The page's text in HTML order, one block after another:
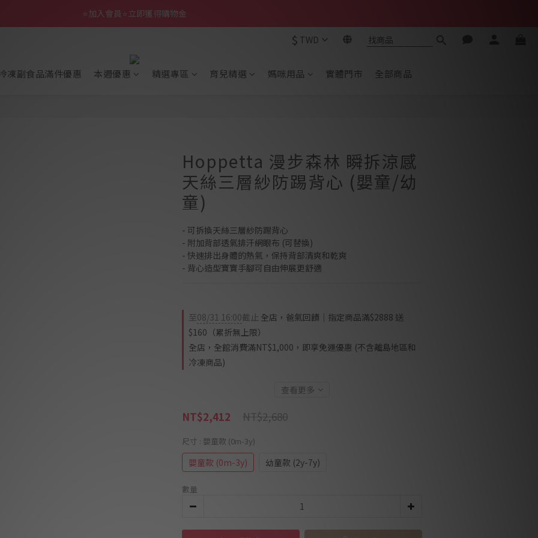
⭐加入會員⭐立即獲得購物金
$ TWD
凍副食品滿件優惠 本週優惠 精選專區 育兒精選 媽咪用品 實體門市 全部商品
Hoppetta 漫步森林 瞬拆涼感
天絲三層紗防踢背心 (嬰童/幼
童)
- 可拆換天絲三層紗防踢背心
- 附加背部透氣排汗網眼布 (可替換)
- 快速排出身體的熱氣，保持背部清爽和乾爽
- 背心造型寶寶手腳可自由伸展更舒適
至08/31 16:00截止 全店，爸氣回饋｜指定商品滿$2888 送
$160（累折無上限）
全店，全館消費滿NT$1,000，即享免運優惠 (不含離島地區和
冷凍商品)
查看更多
NT$2,680
NT$2,412
尺寸 : 嬰童款 (0m-3y)
嬰童款 (0m-3y) 幼童款 (2y-7y)
數量